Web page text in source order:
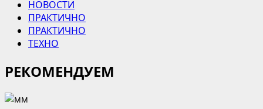
НОВОСТИ
ПРАКТИЧНО
ПРАКТИЧНО
ТЕХНО
РЕКОМЕНДУЕМ